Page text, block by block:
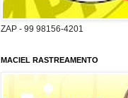
ZAP - 99 98156-4201
MACIEL RASTREAMENTO